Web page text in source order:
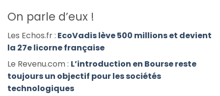
On parle d’eux !
Les Echos.fr : EcoVadis lève 500 millions et devient
la 27e licorne française
Le Revenu.com : L’introduction en Bourse reste
toujours un objectif pour les sociétés
technologiques